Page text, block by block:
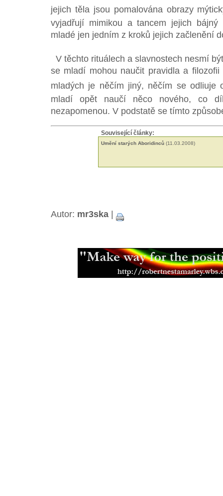
jejich těla jsou pomalována obrazy
vyjadřují mimikou a tancem jejich
mladé jen jedním z kroků jejich začlenění
V těchto rituálech a slavnostech nesmí
se mladí mohou naučit pravidla a filozofii
mladých je něčím jiný, něčím se
mladí opět naučí něco nového, co
nezapomenou. V podstatě se tímto
Související články:
Umění starých Aboridinců (11.03.2008)
Autor: mr3ska